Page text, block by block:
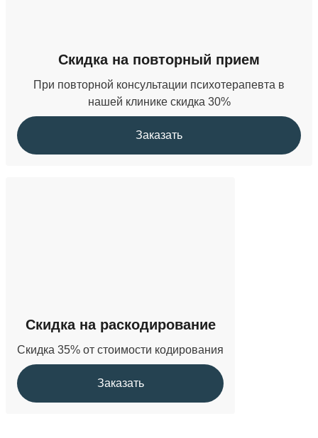
Скидка на повторный прием
При повторной консультации психотерапевта в
нашей клинике скидка 30%
Заказать
Скидка на раскодирование
Скидка 35% от стоимости кодирования
Заказать